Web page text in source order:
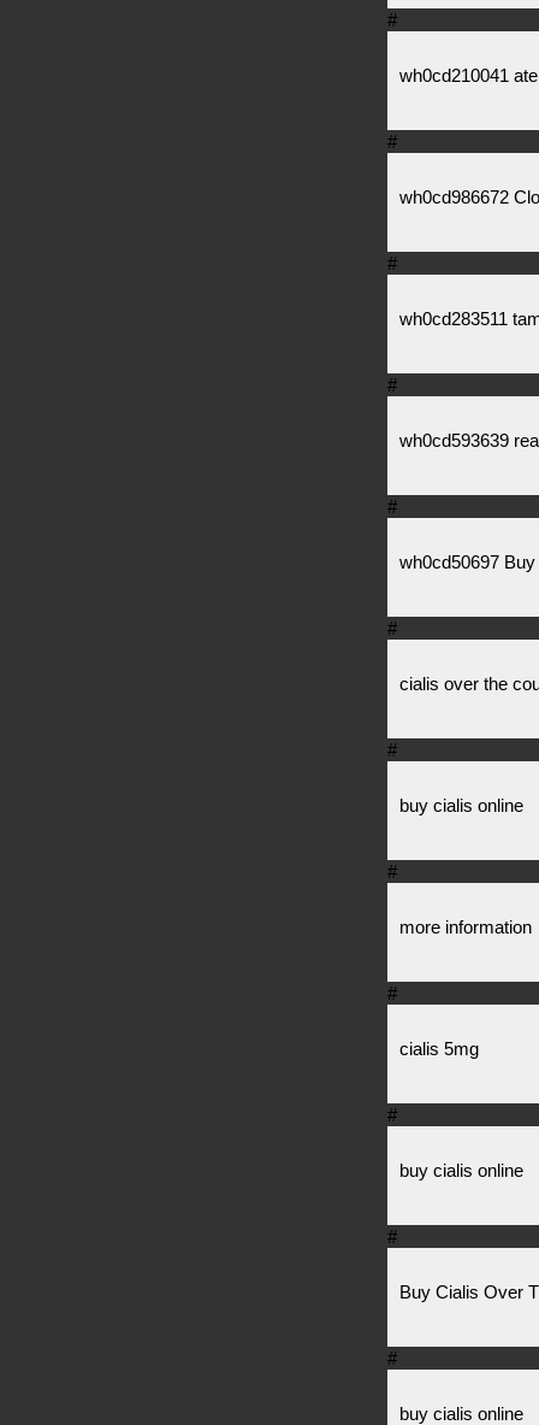
#
wh0cd210041
#
wh0cd986672
#
wh0cd283511
#
wh0cd593639
#
wh0cd50697
#
cialis over the
#
buy cialis online
#
more information
#
cialis 5mg
#
buy cialis online
#
Buy Cialis Over
#
buy cialis online